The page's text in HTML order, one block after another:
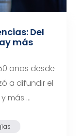
Del
más
años desde
a difundir el
más …